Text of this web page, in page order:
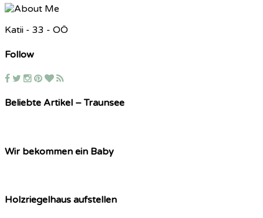
Katii - 33 - OÖ
Follow
Beliebte Artikel – Traunsee
Wir bekommen ein Baby
Holzriegelhaus aufstellen